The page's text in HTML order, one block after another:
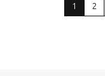
1 2